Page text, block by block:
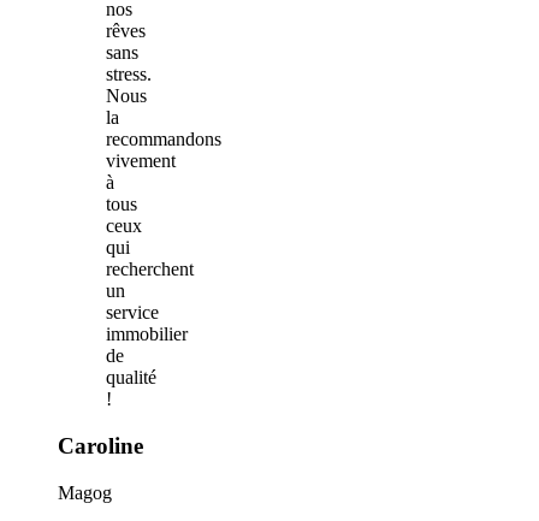
nos
rêves
sans
stress.
Nous
la
recommandons
vivement
à
tous
ceux
qui
recherchent
un
service
immobilier
de
qualité
!
Caroline
Magog